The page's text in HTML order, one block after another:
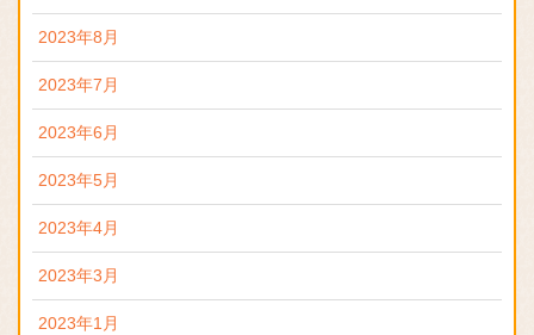
2023年8月
2023年7月
2023年6月
2023年5月
2023年4月
2023年3月
2023年1月